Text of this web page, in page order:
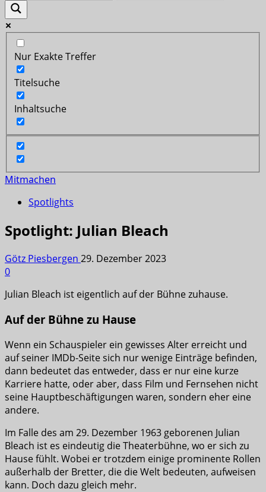
Nur Exakte Treffer
Titelsuche
Inhaltsuche
Mitmachen
Spotlights
Spotlight: Julian Bleach
Götz Piesbergen 29. Dezember 2023
0
Julian Bleach ist eigentlich auf der Bühne zuhause.
Auf der Bühne zu Hause
Wenn ein Schauspieler ein gewisses Alter erreicht und
auf seiner IMDb-Seite sich nur wenige Einträge befinden,
dann bedeutet das entweder, dass er nur eine kurze
Karriere hatte, oder aber, dass Film und Fernsehen nicht
seine Hauptbeschäftigungen waren, sondern eher eine
andere.
Im Falle des am 29. Dezember 1963 geborenen Julian
Bleach ist es eindeutig die Theaterbühne, wo er sich zu
Hause fühlt. Wobei er trotzdem einige prominente Rollen
außerhalb der Bretter, die die Welt bedeuten, aufweisen
kann. Doch dazu gleich mehr.